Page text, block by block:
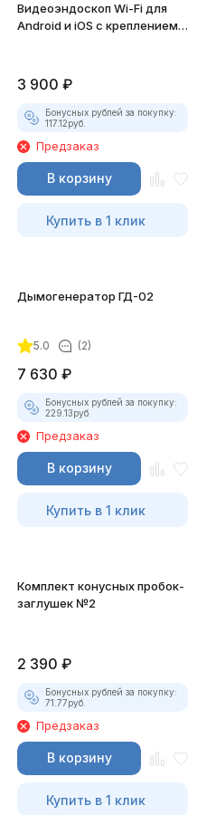
Видеоэндоскоп Wi-Fi для
Android и iOS с креплением
3 900 ₽
Бонусных рублей за покупку:
117.12руб.
Предзаказ
В корзину
Купить в 1 клик
Дымогенератор ГД-02
5.0 (2)
7 630 ₽
Бонусных рублей за покупку:
229.13руб.
Предзаказ
В корзину
Купить в 1 клик
Комплект конусных пробок-
заглушек №2
2 390 ₽
Бонусных рублей за покупку:
71.77руб.
Предзаказ
В корзину
Купить в 1 клик